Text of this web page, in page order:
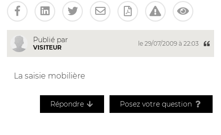
Publié par
VISITEUR
le 29/07/2009 à 22:03
La saisie mobilière
Répondre Posez votre question